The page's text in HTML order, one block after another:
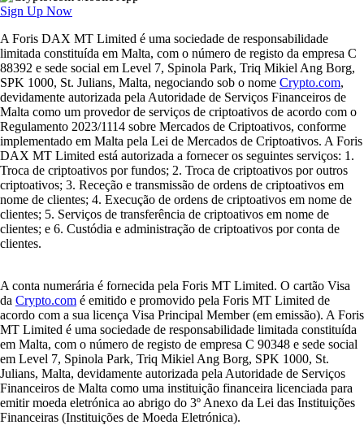
Sign Up Now
A Foris DAX MT Limited é uma sociedade de responsabilidade
limitada constituída em Malta, com o número de registo da empresa C
88392 e sede social em Level 7, Spinola Park, Triq Mikiel Ang Borg,
SPK 1000, St. Julians, Malta, negociando sob o nome Crypto.com,
devidamente autorizada pela Autoridade de Serviços Financeiros de
Malta como um provedor de serviços de criptoativos de acordo com o
Regulamento 2023/1114 sobre Mercados de Criptoativos, conforme
implementado em Malta pela Lei de Mercados de Criptoativos. A Foris
DAX MT Limited está autorizada a fornecer os seguintes serviços: 1.
Troca de criptoativos por fundos; 2. Troca de criptoativos por outros
criptoativos; 3. Receção e transmissão de ordens de criptoativos em
nome de clientes; 4. Execução de ordens de criptoativos em nome de
clientes; 5. Serviços de transferência de criptoativos em nome de
clientes; e 6. Custódia e administração de criptoativos por conta de
clientes.
A conta numerária é fornecida pela Foris MT Limited. O cartão Visa
da Crypto.com é emitido e promovido pela Foris MT Limited de
acordo com a sua licença Visa Principal Member (em emissão). A Foris
MT Limited é uma sociedade de responsabilidade limitada constituída
em Malta, com o número de registo de empresa C 90348 e sede social
em Level 7, Spinola Park, Triq Mikiel Ang Borg, SPK 1000, St.
Julians, Malta, devidamente autorizada pela Autoridade de Serviços
Financeiros de Malta como uma instituição financeira licenciada para
emitir moeda eletrónica ao abrigo do 3º Anexo da Lei das Instituições
Financeiras (Instituições de Moeda Eletrónica).